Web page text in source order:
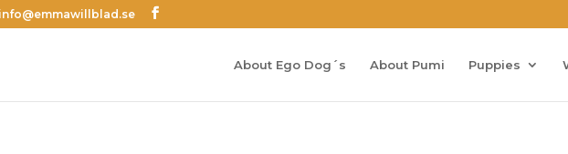
info@emmawillblad.se
About Ego Dog´s About Pumi Puppies